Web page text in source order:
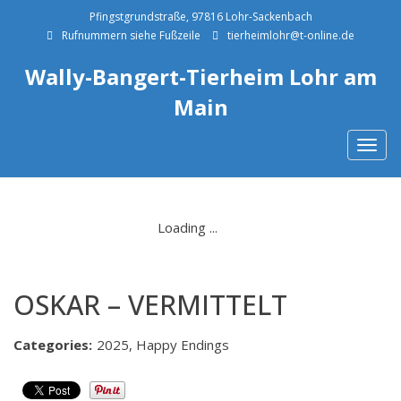
Pfingstgrundstraße, 97816 Lohr-Sackenbach
Rufnummern siehe Fußzeile
tierheimlohr@t-online.de
Wally-Bangert-Tierheim Lohr am
Main
OSKAR – VERMITTELT
Categories: 2025, Happy Endings